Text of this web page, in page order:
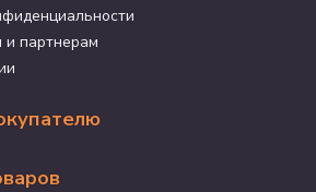
партнерам